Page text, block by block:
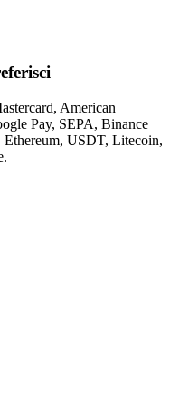
American
Pay, SEPA, Binance
USDT, Litecoin,